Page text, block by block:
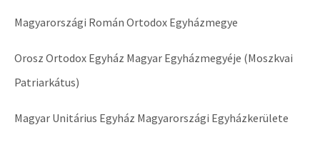
Magyarországi Román Ortodox Egyházmegye
Orosz Ortodox Egyház Magyar Egyházmegyéje (Moszkvai
Patriarkátus)
Magyar Unitárius Egyház Magyarországi Egyházkerülete